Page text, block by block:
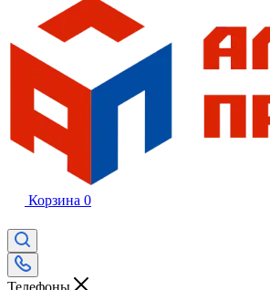
Корзина 0
Телефоны